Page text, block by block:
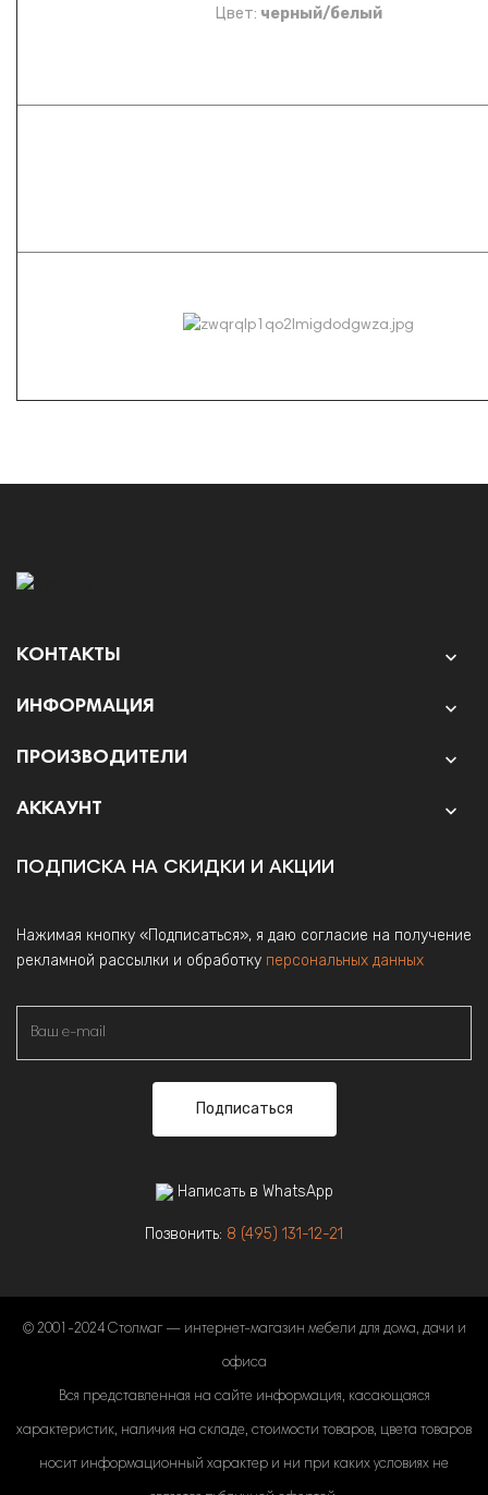
Цвет: черный/белый
КОНТАКТЫ 
ИНФОРМАЦИЯ 
ПРОИЗВОДИТЕЛИ 
АККАУНТ 
ПОДПИСКА НА СКИДКИ И АКЦИИ
Нажимая кнопку «Подписаться», я даю согласие на получение
рекламной рассылки и обработку персональных данных
Подписаться
Написать в WhatsApp
Позвонить: 8 (495) 131-12-21
© 2001-2024 Столмаг — интернет-магазин мебели для дома, дачи и
офиса
Вся представленная на сайте информация, касающаяся
характеристик, наличия на складе, стоимости товаров, цвета товаров
носит информационный характер и ни при каких условиях не